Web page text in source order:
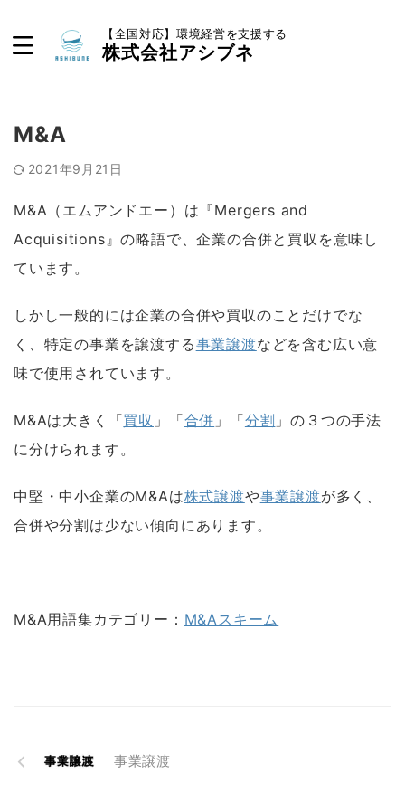
【全国対応】環境経営を支援する
株式会社アシブネ
M&A
2021年9月21日
M&A（エムアンドエー）は『Mergers and
Acquisitions』の略語で、企業の合併と買収を意味し
ています。
しかし一般的には企業の合併や買収のことだけでな
く、特定の事業を譲渡する事業譲渡などを含む広い意
味で使用されています。
M&Aは大きく「買収 」「合併 」「分割 」の３つの手法
に分けられます。
中堅・中小企業のM&Aは株式譲渡や事業譲渡が多く、
合併や分割は少ない傾向にあります。
M&A用語集カテゴリー： M&Aスキーム
事業譲渡